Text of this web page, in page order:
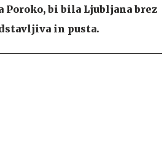
Poroko, bi bila Ljubljana brez
in pusta.